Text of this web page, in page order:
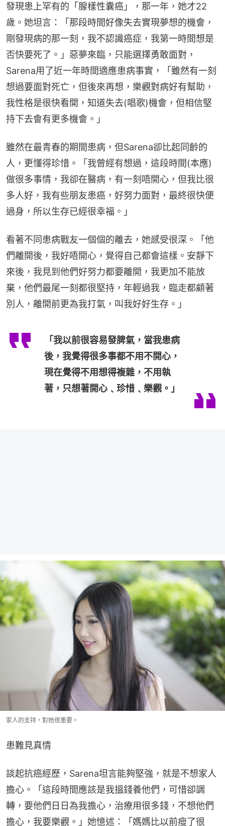
發現患上罕有的「腺樣性囊癌」，那一年，她才22
歲。她坦言：「那段時間好像失去實現夢想的機會，
剛發現病的那一刻，我不認識癌症，我第一時間想是
否快要死了。」惡夢來臨，只能選擇勇敢面對，
Sarena用了近一年時間適應患病事實，「雖然有一刻
想過要面對死亡，但後來再想，樂觀對病好有幫助，
我性格是很快看開，知道失去(唱歌)機會，但相信堅
持下去會有更多機會。」
雖然在最青春的期間患病，但Sarena卻比起同齡的
人，更懂得珍惜。「我曾經有想過，這段時間(本應)
做很多事情，我卻在醫病，有一刻唔開心，但我比很
多人好，我有些朋友患癌，好努力面對，最終很快便
過身，所以生存已經很幸福。」
看著不同患病戰友一個個的離去，她感受很深。「他
們離開後，我好唔開心，覺得自己都會這樣。安靜下
來後，我見到他們好努力都要離開，我更加不能放
棄，他們最尾一刻都很堅持，年輕過我，臨走都顧著
別人，離開前更為我打氣，叫我好好生存。」
「我以前很容易發脾氣，當我患病
後，我覺得很多事都不用不開心，
現在覺得不用想得複雜，不用執
著，只想著開心﹑珍惜﹑樂觀。」
家人的支持，對她很重要。
患難見真情
談起抗癌經歷，Sarena坦言能夠堅強，就是不想家人
擔心。「這段時間應該是我搵錢養他們，可惜卻調
轉，要他們日日為我擔心，治療用很多錢，不想他們
擔心，我要樂觀。」她憶述：「媽媽比以前瘦了很